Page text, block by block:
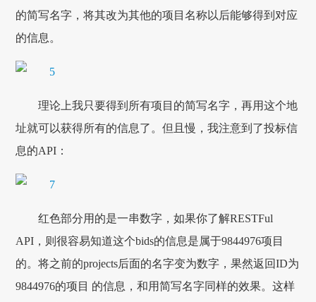
的简写名字，将其改为其他的项目名称以后能够得到对应
的信息。
理论上我只要得到所有项目的简写名字，再用这个地
址就可以获得所有的信息了。但且慢，我注意到了投标信
息的API：
红色部分用的是一串数字，如果你了解RESTFul
API，则很容易知道这个bids的信息是属于9844976项目
的。将之前的projects后面的名字变为数字，果然返回ID为
9844976的项目 的信息，和用简写名字同样的效果。这样